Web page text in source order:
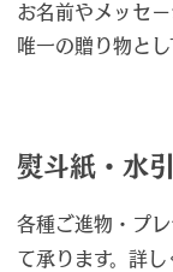
お名前やメッセー
唯一の贈り物とし
熨斗紙・水
各種ご進物・プ
て承ります。詳し